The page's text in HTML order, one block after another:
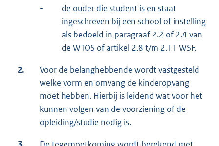
-
de ouder die student is en staat
ingeschreven bij een school of instelling
als bedoeld in paragraaf 2.2 of 2.4 van
de WTOS of artikel 2.8 t/m 2.11 WSF.
2.
Voor de belanghebbende wordt vastgesteld
welke vorm en omvang de kinderopvang
moet hebben. Hierbij is leidend wat voor het
kunnen volgen van de voorziening of de
opleiding/studie nodig is.